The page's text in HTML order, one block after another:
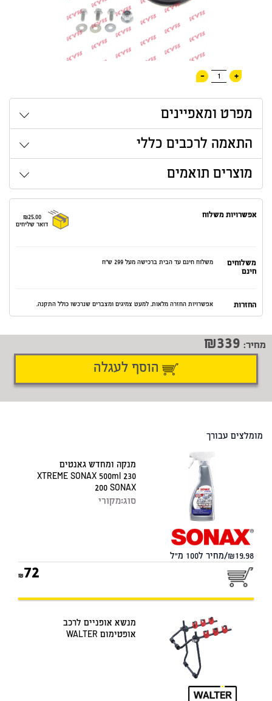
+
1
-
מפרט ומאפיינים
התאמה לרכבים כללי
מוצרים תואמים
אפשרויות משלוח
₪25.00
דואר שליחים
משלוחים
חינם
משלוח חינם עד הבית ברכישה מעל 299 ש"ח
החזרות אפשרויות החזרה מלאות. למעט צמיגים ומצברים שנרכשו כולל התקנה.
שתף דיווח על טעות
מחיר: 339
הוסף לעגלה
מומלצים עבורך
מנקה ומחדש גאנטים
XTREME SONAX 500ml 230
200 SONAX
סוג:מקורי
19.98/מחיר ל100 מ"ל
72
מנשא אופניים לרכב
אופטימום WALTER